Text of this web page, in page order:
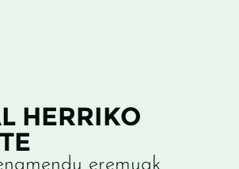
HERRIKO
eremuak